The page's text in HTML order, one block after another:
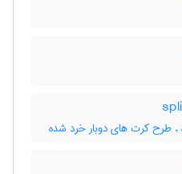
طرح کرت های دوبار خرد شده